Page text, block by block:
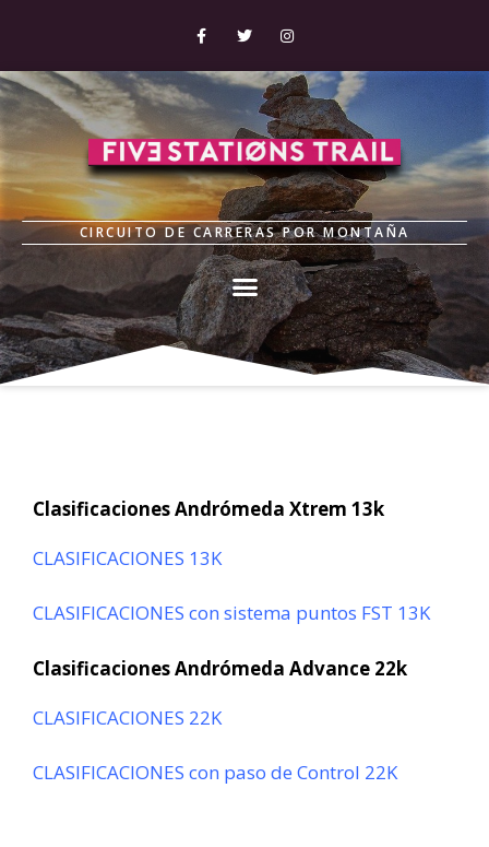
CIRCUITO DE CARRERAS POR MONTAÑA
Clasificaciones Andrómeda Xtrem 13k
CLASIFICACIONES 13K
CLASIFICACIONES con sistema puntos FST 13K
Clasificaciones Andrómeda Advance 22k
CLASIFICACIONES 22K
CLASIFICACIONES con paso de Control 22K